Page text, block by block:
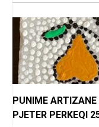
PUNIME
PJETER PERKEQI